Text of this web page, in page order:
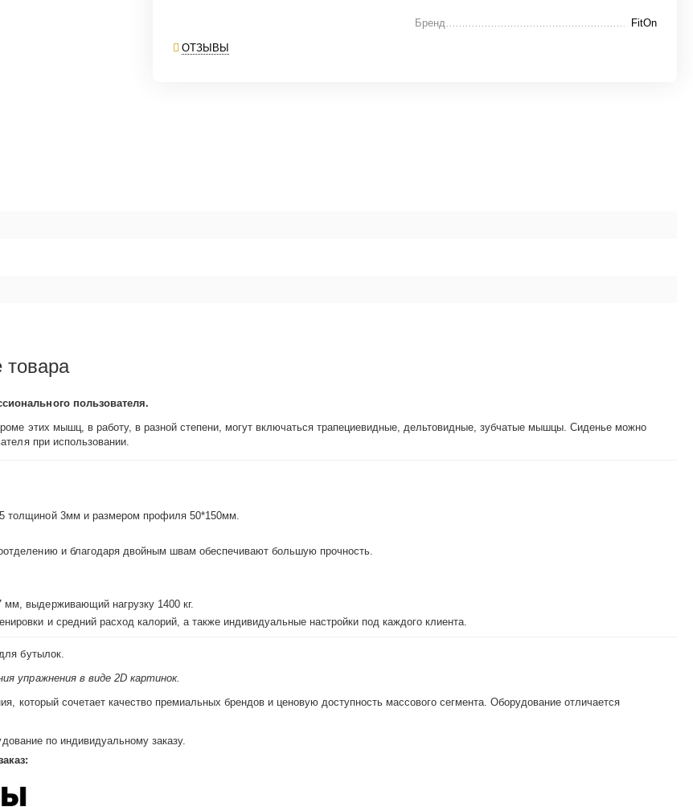
Бренд FitOn
ОТЗЫВЫ
пользователя.
этих мышц, в работу, в разной степени, могут включаться трапециевидные, дельтовидные, зубчатые мышцы. Сиденье можно
при использовании.
толщиной 3мм и размером профиля 50*150мм.
и благодаря двойным швам обеспечивают большую прочность.
выдерживающий нагрузку 1400 кг.
и средний расход калорий, а также индивидуальные настройки под каждого клиента.
бутылок.
упражнения в виде 2D картинок.
который сочетает качество премиальных брендов и ценовую доступность массового сегмента. Оборудование отличается
по индивидуальному заказу.